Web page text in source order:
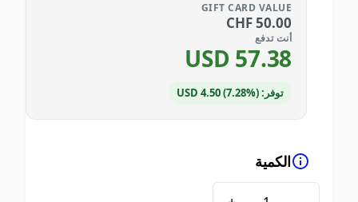
GIFT CARD VALUE
CHF 50.00
أنت تدفع
USD57.38
توفر: USD 4.50 (7.28%)
الكمية